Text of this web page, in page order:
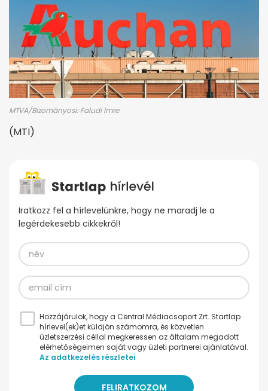
MTVA/Bizományosi: Faludi Imre
(MTI)
Iratkozz fel a hírlevelünkre, hogy ne maradj le a
legérdekesebb cikkekről!
Hozzájárulok, hogy a Central Médiacsoport Zrt. Startlap
hírlevel(ek)et küldjön számomra, és közvetlen
üzletszerzési céllal megkeressen az általam megadott
elérhetőségeimen saját vagy üzleti partnerei ajánlatával.
Az adatkezelés részletei